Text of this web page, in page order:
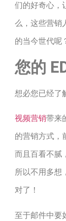
们的好奇心，
么，这些营销
的当今世代呢
您的
想必您已经了
视频营销带来
的营销方式，
而且百看不腻
所以不用多想
对了！
至于邮件中要